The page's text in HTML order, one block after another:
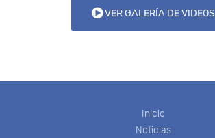
VER GALERÍA DE VIDEOS
Inicio
Noticias